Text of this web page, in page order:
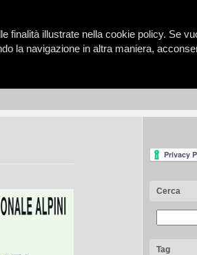
Cerca
Tag
finalità illustrate nella cookie policy. Se
la navigazione in altra maniera,